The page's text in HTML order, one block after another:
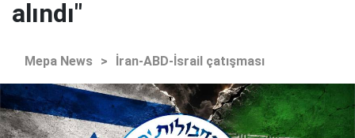
alındı"
Mepa News > İran-ABD-İsrail çatışması